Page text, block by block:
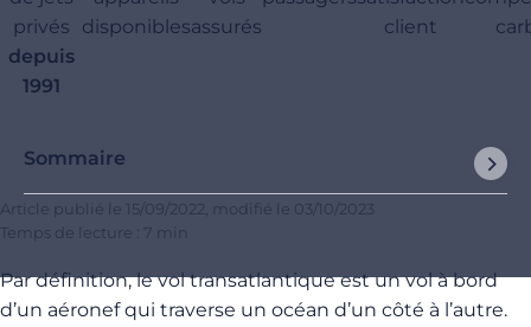
privés
depuis
1991
disponiblesassurés
client
Sommaire
Article publié le 15/09/2022 , modifié le 03/10/2023
Temps de lecture : 7 min
Par définition, le vol transatlantique est un vol à bord
d’un aéronef qui traverse un océan d’un côté à l’autre.